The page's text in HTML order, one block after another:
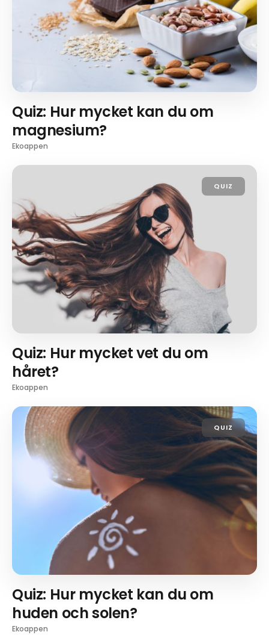
Quiz: Hur mycket kan du om
magnesium?
Ekoappen
QUIZ
Quiz: Hur mycket vet du om
håret?
Ekoappen
QUIZ
Quiz: Hur mycket kan du om
huden och solen?
Ekoappen